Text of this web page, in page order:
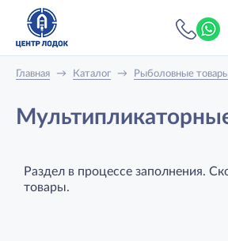
Главная → Каталог → Рыболовные
Раздел в процессе заполнения.
товары.